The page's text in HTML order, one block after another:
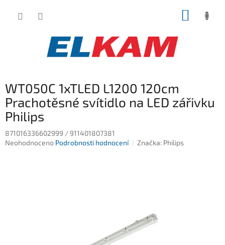
WT050C 1xTLED L1200 120cm
Prachotěsné svítidlo na LED zářivku
Philips
871016336602999 / 911401807381
Průměrné
Neohodnoceno Podrobnosti hodnocení Značka: Philips